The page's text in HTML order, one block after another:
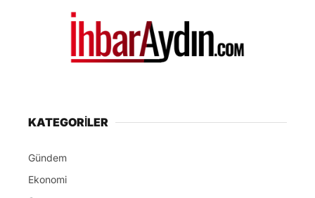
KATEGORİLER
Gündem
Ekonomi